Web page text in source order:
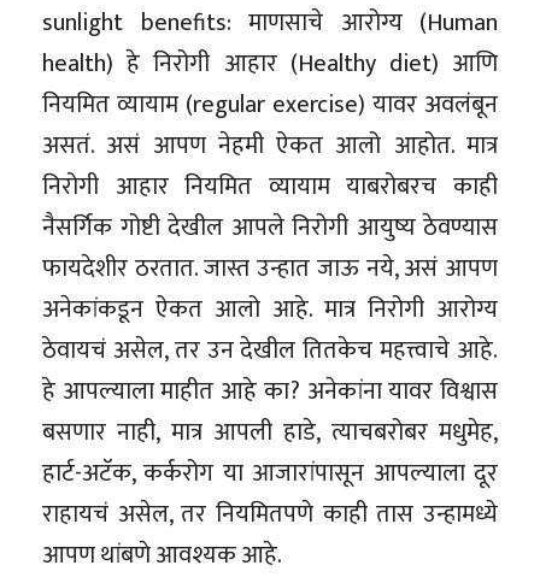
sunlight benefits: माणसाचे आरोग्य (Human
health) हे निरोगी आहार (Healthy diet) आणि
नियमित व्यायाम (regular exercise) यावर अवलंबून
असतं. असं आपण नेहमी ऐकत आलो आहोत. मात्र
निरोगी आहार नियमित व्यायाम याबरोबरच काही
नैसर्गिक गोष्टी देखील आपले निरोगी आयुष्य ठेवण्यास
फायदेशीर ठरतात. जास्त उन्हात जाऊ नये, असं आपण
अनेकांकडून ऐकत आलो आहे. मात्र निरोगी आरोग्य
ठेवायचं असेल, तर उन देखील तितकेच महत्त्वाचे आहे.
हे आपल्याला माहीत आहे का? अनेकांना यावर विश्वास
बसणार नाही, मात्र आपली हाडे, त्याचबरोबर मधुमेह,
हार्ट-अटॅक, कर्करोग या आजारांपासून आपल्याला दूर
राहायचं असेल, तर नियमितपणे काही तास उन्हामध्ये
आपण थांबणे आवश्यक आहे.